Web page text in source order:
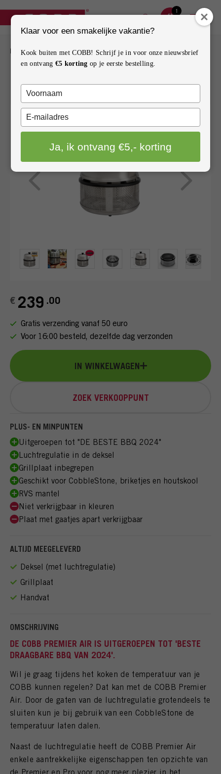
ONDERDELEN
INSPIRATIE
CONTACT
INLOGGEN
1
BARBECUES
COBB PREMIER AIR
(GRILLPLAAT)
€ 239 .00
Gratis verzending vanaf 50 euro
Voor 16:00 besteld, dezelfde dag verzonden
IN WINKELWAGEN
ZOEK VERKOOPPUNT
PLUS- EN MINPUNTEN
Uitgeroepen tot "DE BESTE BBQ 2024"
Luchtregulatie in de deksel
Grillplaat inbegrepen
Geschikt voor CobbleStone, briketjes en houtskool
RVS mantel
Niet verkrijgbaar in kleuren
Plaat met gaatjes apart verkrijgbaar
ALTIJD MEEGELEVERD
Deksel (met luchtregulatie)
Grillplaat
Handvat
OMSCHRIJVING
DE COBB PREMIER AIR IS UITGEROEPEN TOT 'BESTE
DRAAGBARE BBQ VAN 2024'.
Wil je graag tijdens het koken de temperatuur van je
COBB kunnen regelen? Dat kan met de COBB Premier
Air. Door de gaten van de luchtregulatie grotendeels te
sluiten kun je bij gebruik van een CobbleStone de
temperatuur laten dalen.
Naast de luchtregulatie heeft de COBB Premier Air
enkele aantrekkelijke eigenschappen ten opzichte van
Klaar voor een smakelijke vakantie?
Kook buiten met COBB! Schrijf je in voor onze nieuwsbrief
en ontvang €5 korting op je eerste bestelling.
Typ
je
naam
Typ
je
e-
Ja, ik ontvang €5,- korting